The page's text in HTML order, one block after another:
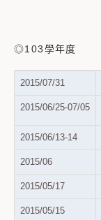
◎103學年度
2015/07/31
2015/06/25-07/05
2015/06/13-14
2015/06
2015/05/17
2015/05/15